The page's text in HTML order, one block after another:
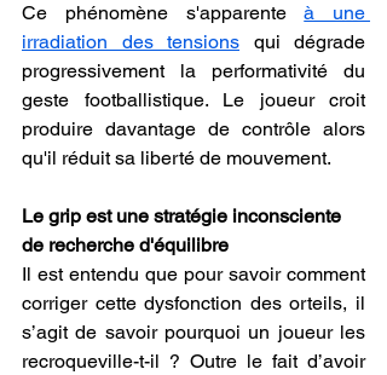
Ce phénomène s'apparente à une
irradiation des tensions qui dégrade
progressivement la performativité du
geste footballistique. Le joueur croit
produire davantage de contrôle alors
qu'il réduit sa liberté de mouvement.
Le grip est une stratégie inconsciente
de recherche d'équilibre
Il est entendu que pour savoir comment
corriger cette dysfonction des orteils, il
s’agit de savoir pourquoi un joueur les
recroqueville-t-il ? Outre le fait d’avoir